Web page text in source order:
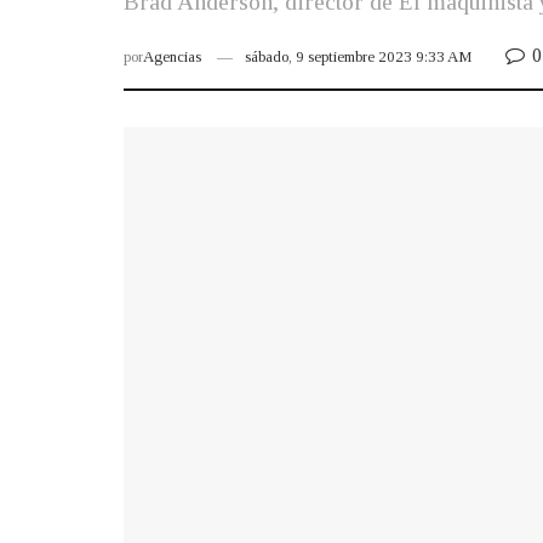
porAgencias sábado, 9 septiembre 2023 9:33 AM 0